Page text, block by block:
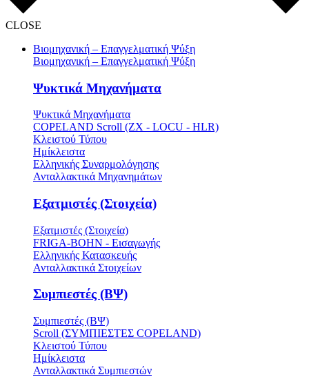
CLOSE
Βιομηχανική – Επαγγελματική Ψύξη
Βιομηχανική – Επαγγελματική Ψύξη
Ψυκτικά Μηχανήματα
Ψυκτικά Μηχανήματα
COPELAND Scroll (ZX - LOCU - HLR)
Κλειστού Τύπου
Ημίκλειστα
Ελληνικής Συναρμολόγησης
Ανταλλακτικά Μηχανημάτων
Εξατμιστές (Στοιχεία)
Εξατμιστές (Στοιχεία)
FRIGA-BOHN - Εισαγωγής
Ελληνικής Κατασκευής
Ανταλλακτικά Στοιχείων
Συμπιεστές (ΒΨ)
Συμπιεστές (ΒΨ)
Scroll (ΣΥΜΠΙΕΣΤΕΣ COPELAND)
Κλειστού Τύπου
Ημίκλειστα
Ανταλλακτικά Συμπιεστών